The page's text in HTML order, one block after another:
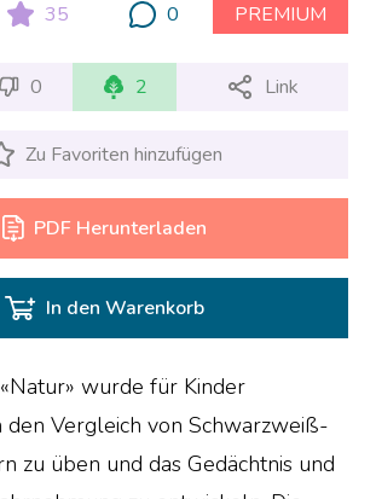
35 0 PREMIUM
0 2 Link
Zu Favoriten hinzufügen
PDF Herunterladen
In den Warenkorb
wurde für Kinder
Vergleich von Schwarzweiß-
zu üben und das Gedächtnis und